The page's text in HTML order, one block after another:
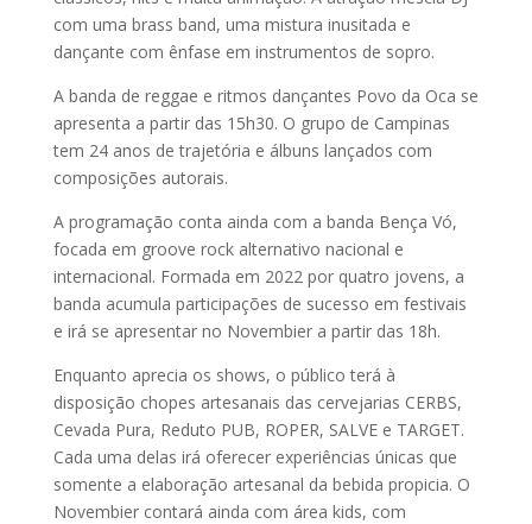
com uma brass band, uma mistura inusitada e
dançante com ênfase em instrumentos de sopro.
A banda de reggae e ritmos dançantes Povo da Oca se
apresenta a partir das 15h30. O grupo de Campinas
tem 24 anos de trajetória e álbuns lançados com
composições autorais.
A programação conta ainda com a banda Bença Vó,
focada em groove rock alternativo nacional e
internacional. Formada em 2022 por quatro jovens, a
banda acumula participações de sucesso em festivais
e irá se apresentar no Novembier a partir das 18h.
Enquanto aprecia os shows, o público terá à
disposição chopes artesanais das cervejarias CERBS,
Cevada Pura, Reduto PUB, ROPER, SALVE e TARGET.
Cada uma delas irá oferecer experiências únicas que
somente a elaboração artesanal da bebida propicia. O
Novembier contará ainda com área kids, com